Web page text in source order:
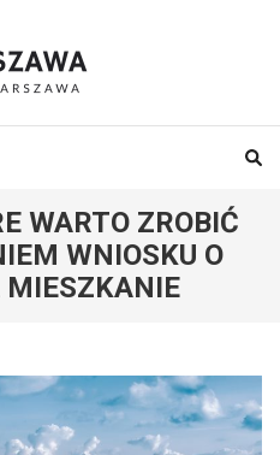
WARTO ZROBIĆ
WNIOSKU O
MIESZKANIE